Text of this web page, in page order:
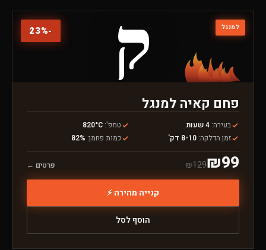
למנגל -
23% ק
פחם קאיה למנגל
בעירה: 4 שעות טמפ':
820°C
זמן הדלקה: 8-10 דק' כמות פחמן:
82%
₪99
₪129 פרטים ←
קנייה מהירה ⚡
הוסף לסל